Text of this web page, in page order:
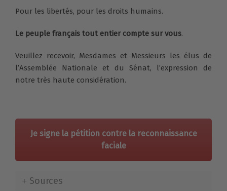
Pour les libertés, pour les droits humains.
Le peuple français tout entier compte sur vous.
Veuillez recevoir, Mesdames et Messieurs les élus de
l’Assemblée Nationale et du Sénat, l’expression de
notre très haute considération.
Je signe la pétition contre la reconnaissance
faciale
Sources